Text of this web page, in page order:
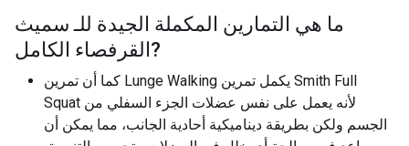
ما هي التمارين المكملة الجيدة للـ سميث
القرفصاء الكامل?
كما أن تمرين Lunge Walking يكمل تمرين Smith Full
Squat لأنه يعمل على نفس عضلات الجزء السفلي من
الجسم ولكن بطريقة ديناميكية أحادية الجانب، مما يمكن أن